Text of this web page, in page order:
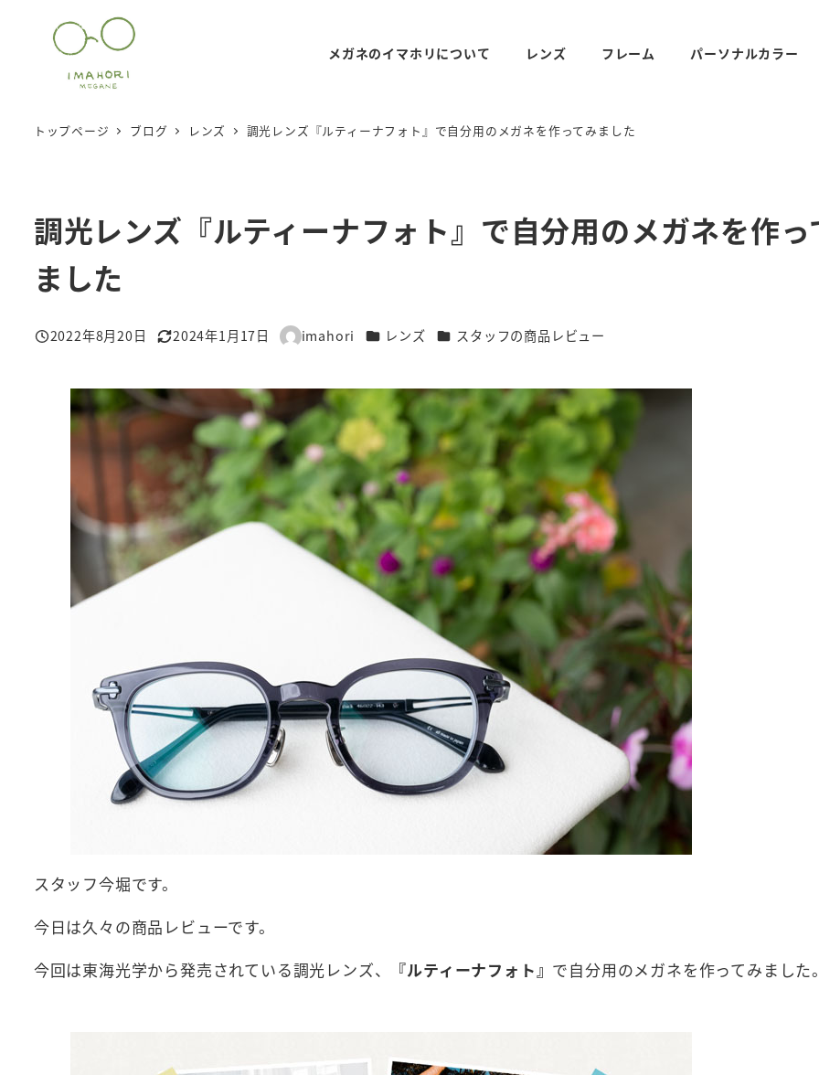
メガネのイマホリについて レンズ フレーム パーソナルカラー
トップページ ブログ レンズ 調光レンズ『ルティーナフォト』で自分用のメガネを作ってみました
調光レンズ『ルティーナフォト』で自分用のメガネを作っ
ました
投稿日
2022年8月20日
更新日
2024年1月17日
著
imahori カテゴリー
レンズ カテゴリー
スタッフの商品レビュー
スタッフ今堀です。
今日は久々の商品レビューです。
今回は東海光学から発売されている調光レンズ、
『ルティーナフォト』 で自分用のメガネを作ってみました